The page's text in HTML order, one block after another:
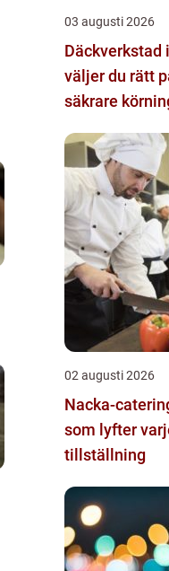
03 augusti 2026
Däckverkstad
väljer du rätt
säkrare
02 augusti 2026
Nacka-
som lyfter
tillställning